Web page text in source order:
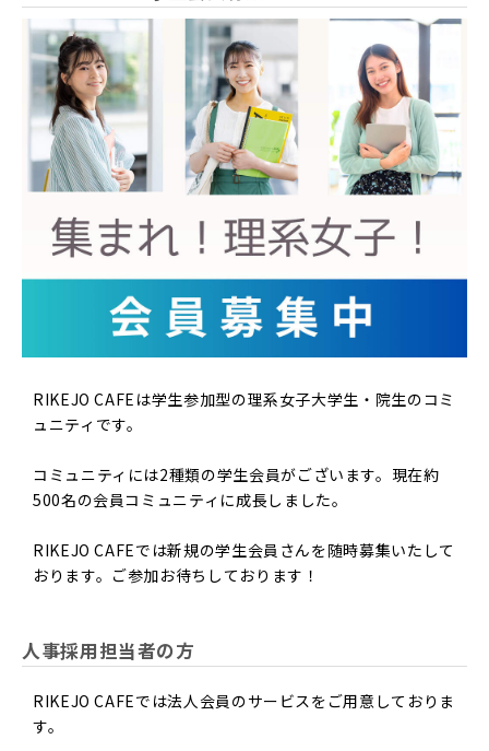
RIKEJO CAFEは学生参加型の理系女子大学生・院生のコミ
ュニティです。
コミュニティには2種類の学生会員がございます。現在約
500名の会員コミュニティに成長しました。
RIKEJO CAFEでは新規の学生会員さんを随時募集いたして
おります。ご参加お待ちしております！
人事採用担当者の方
RIKEJO CAFEでは法人会員のサービスをご用意しておりま
す。